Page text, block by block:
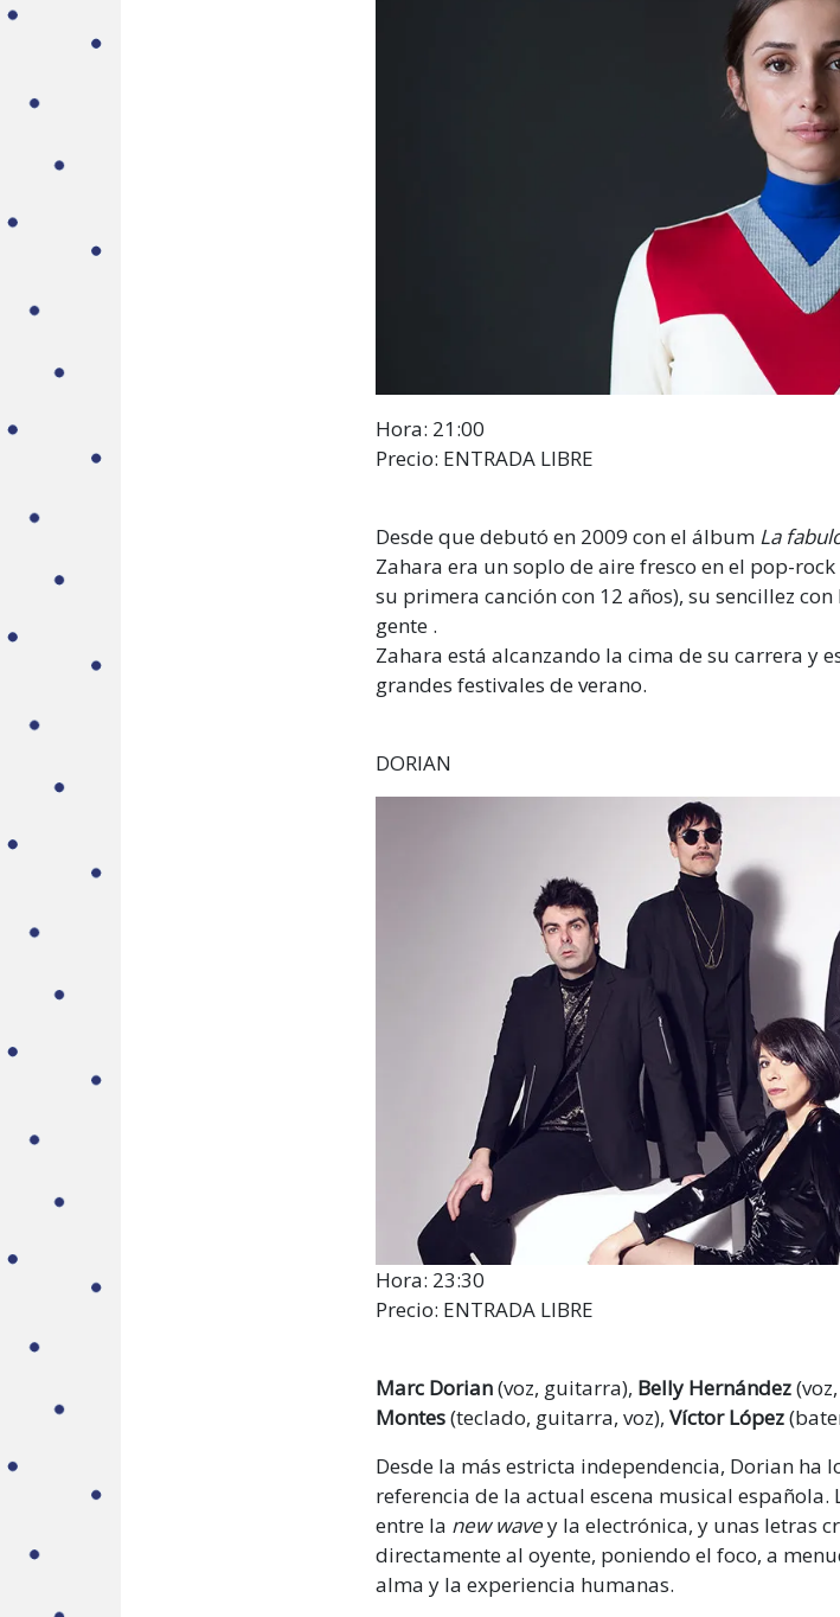
Hora: 21:00
Precio: ENTRADA LIBRE
Desde que debutó en 2009 con el álbum La
Zahara era un soplo de aire fresco en el pop-
su primera canción con 12 años), su sencillez
gente .
Zahara está alcanzando la cima de su carrera y
grandes festivales de verano.
DORIAN
Hora: 23:30
Precio: ENTRADA LIBRE
Marc Dorian(voz, guitarra), Belly Hernández
Montes(teclado, guitarra, voz), Víctor López
Desde la más estricta independencia, Dorian ha
referencia de la actual escena musical
entre la new wavey la electrónica, y unas letras
directamente al oyente, poniendo el foco, a
alma y la experiencia humanas.